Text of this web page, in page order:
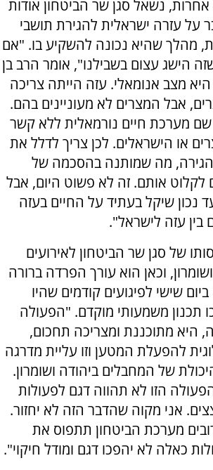
נשאל סגן שר הביטחון אודות
על עזרה ישראלית להגירת תושבי
מהלך שהיא נכונה להשקיע בו. "אם
הישג עצום בשבילנו", אומר הרב בן
מצב אנומאלי. עזה הייתה צריכה
אבל המצרים לא מעוניינים בהם.
שם מערכת חיים נורמאלית ללא קשר
או הישראלים. לכן צריך לדלל את
מה שמותנה בהסכמה של
לקלוט אותם. זה לא פשוט היום, אבל
נכון שיקל בעתיד על החיים בעזה
בין עזה לישראל".
של סגן שר הביטחון לאירועים
וכאן הוא עורך הפרדה ברורה
שישי לפיגועים קודמים שהיו
תכנון משמעותי מוקדם. "הפעולה
היא מתוכננת ומצריכה תחכום,
להפעלת המטען וזו עליית מדרגה
של המחבלים ביהודה ושומרון.
הזו לא תהווה דגם לפעולות
אני מקוה שהדבר הזה לא יחזור.
מערכת הביטחון תתפוס את
כאלה לא יהפכו דגם ומודל חיקוי".